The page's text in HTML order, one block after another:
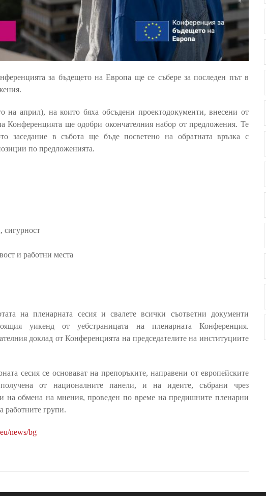
за бъдещето на Европа ще се събере за последен път в
на април), на които бяха обсъдени проектодокументи, внесени от
Конференцията ще одобри окончателния набор от предложения. Те
заседание в събота ще бъде посветено на обратната връзка с
по предложенията.
сигурност
и работни места
на пленарната сесия и свалете всички съответни документи
уикенд от уебстраницата на пленарната Конференция.
доклад от Конференцията на председателите на институциите
сесия се основават на препоръките, направени от европейските
от националните панели, и на идеите, събрани чрез
на обмена на мнения, проведен по време на предишните пленарни
работните групи.
news/bg